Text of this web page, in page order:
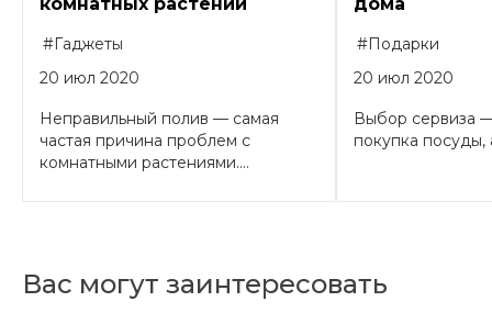
#Гаджеты
20 июл 2020
Неправильный полив — самая
частая причина проблем с
комнатными растениями....
#Подарки
20 июл 2020
Выбор сервиза
покупка посуды,
Вас могут заинтересовать